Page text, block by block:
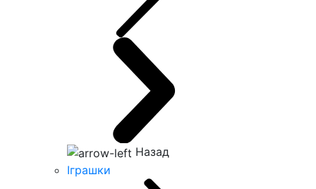
Назад
Іграшки